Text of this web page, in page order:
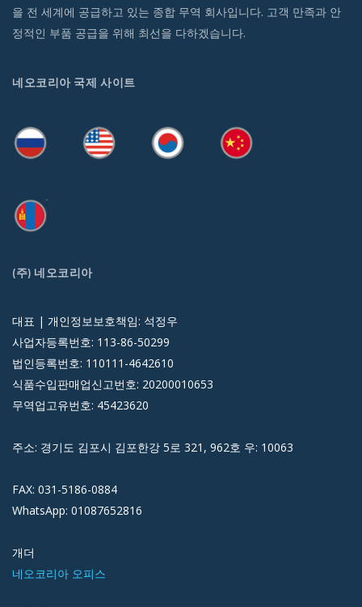
을 전 세계에 공급하고 있는 종합 무역 회사입니다. 고객 만족과 안
정적인 부품 공급을 위해 최선을 다하겠습니다.
네오코리아 국제 사이트
(주) 네오코리아
대표 | 개인정보보호책임: 석정우
사업자등록번호: 113-86-50299
법인등록번호: 110111-4642610
식품수입판매업신고번호: 20200010653
무역업고유번호: 45423620
주소: 경기도 김포시 김포한강 5로 321, 962호 우: 10063
FAX: 031-5186-0884
WhatsApp: 01087652816
개더
네오코리아 오피스